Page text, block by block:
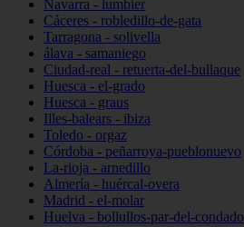
Navarra - lumbier
Cáceres - robledillo-de-gata
Tarragona - solivella
álava - samaniego
Ciudad-real - retuerta-del-bullaque
Huesca - el-grado
Huesca - graus
Illes-balears - ibiza
Toledo - orgaz
Córdoba - peñarroya-pueblonuevo
La-rioja - arnedillo
Almería - huércal-overa
Madrid - el-molar
Huelva - bollullos-par-del-condado